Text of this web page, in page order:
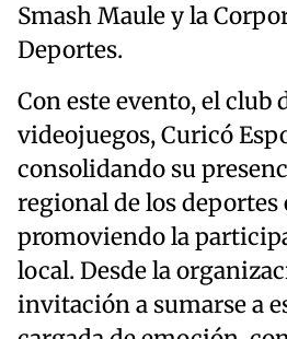
Smash Maule y la
Deportes.
Con este evento, el club
videojuegos, Curicó
consolidando su
regional de los deportes
promoviendo la
local. Desde la
invitación a sumarse a